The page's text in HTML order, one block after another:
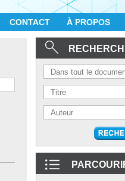
CONTACT À PROPOS